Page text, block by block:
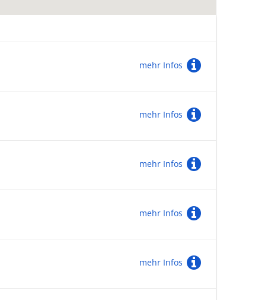
mehr Infos
mehr Infos
mehr Infos
mehr Infos
mehr Infos